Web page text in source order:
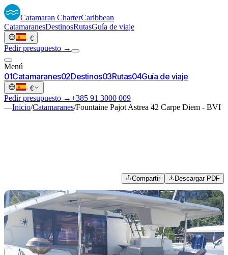
Catamaran CharterCaribbean
CatamaranesDestinosRutasGuía de viaje
· €
Pedir presupuesto →
Menú
01Catamaranes02Destinos03Rutas04Guía de viaje
· €
Pedir presupuesto →+385 91 3000 009
—Inicio/Catamaranes/Fountaine Pajot Astrea 42 Carpe Diem - BVI
Compartir Descargar PDF